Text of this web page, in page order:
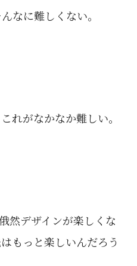
なに難しくない。
れがなかなか難しい。
然デザインが楽しくな
もっと楽しいんだろう